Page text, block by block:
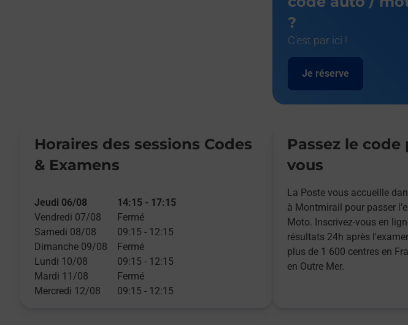
?
C'est par ici !
Je réserve
Horaires des sessions Codes
& Examens
Jeudi 06/08 14:15 - 17:15
Vendredi 07/08
Fermé
Samedi 08/08
09:15 - 12:15
Dimanche 09/08
Fermé
Lundi 10/08
09:15 - 12:15
Mardi 11/08
Fermé
Mercredi 12/08
09:15 - 12:15
Passez le code
vous
La Poste vous accueille
à Montmirail pour passer
Moto. Inscrivez-vous en
résultats 24h après
plus de 1 600 centres en
en Outre Mer.